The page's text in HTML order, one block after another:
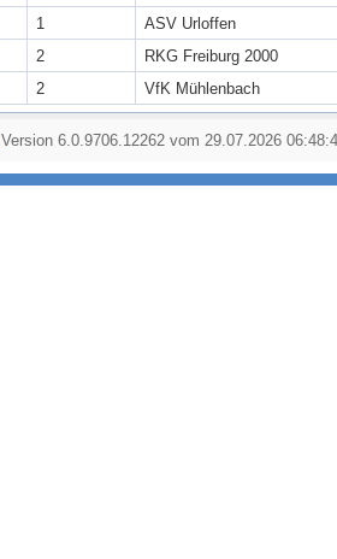
1
ASV Urloffen
2
RKG Freiburg 2000
2 VfK Mühlenbach
Version 6.0.9706.12262 vom 29.07.2026